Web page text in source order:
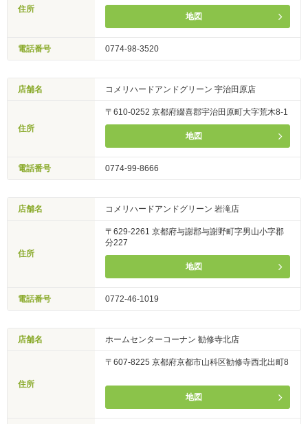
住所
地図
電話番号 0774-98-3520
店舗名 コメリハードアンドグリーン 宇治田原店
住所
〒610-0252 京都府綴喜郡宇治田原町大字荒木8-1
地図
電話番号 0774-99-8666
店舗名 コメリハードアンドグリーン 岩滝店
住所
〒629-2261 京都府与謝郡与謝野町字男山小字郡
分227
地図
電話番号 0772-46-1019
店舗名 ホームセンターコーナン 勧修寺北店
住所
〒607-8225 京都府京都市山科区勧修寺西北出町8
地図